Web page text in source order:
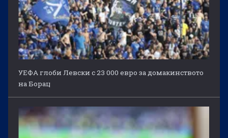
УЕФА глоби Левски с 23 000 евро за домакинството
на Борац